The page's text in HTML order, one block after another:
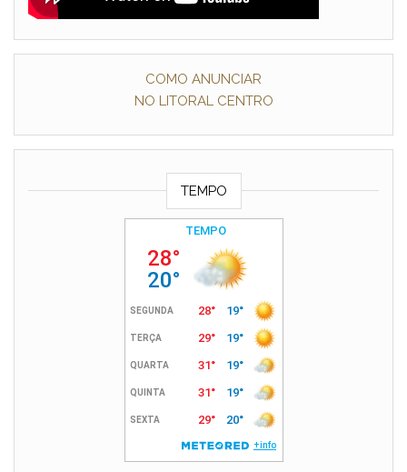
COMO ANUNCIAR
NO LITORAL CENTRO
TEMPO